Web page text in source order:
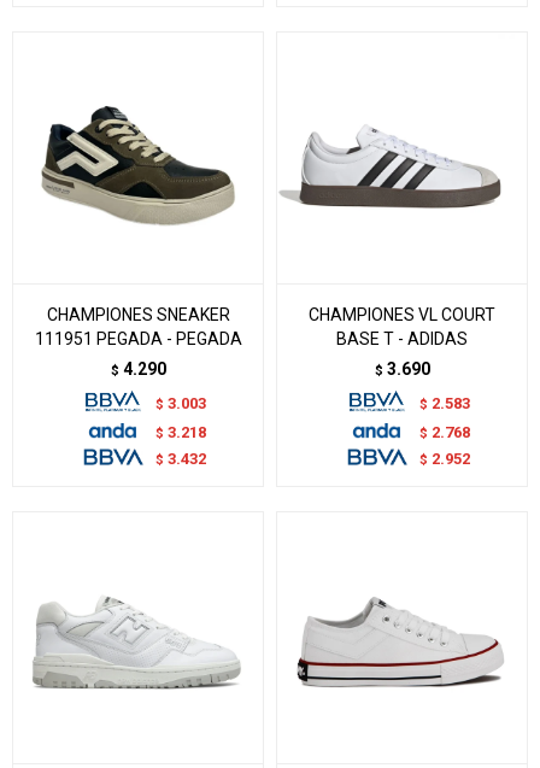
CHAMPIONES SNEAKER
111951 PEGADA - PEGADA
$ 4.290
$ 3.003
$ 3.218
$ 3.432
CHAMPIONES VL COURT
BASE T - ADIDAS
$ 3.690
$ 2.583
$ 2.768
$ 2.952